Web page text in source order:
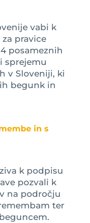
vabi k
pravice
posameznih
sprejemu
v Sloveniji, ki
begunk in
in s
k podpisu
pozvali k
na področju
ter